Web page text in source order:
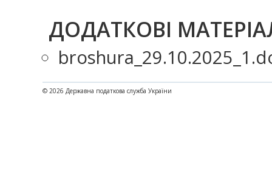
ДОДАТКОВІ
© 2026 Державна податкова служба України